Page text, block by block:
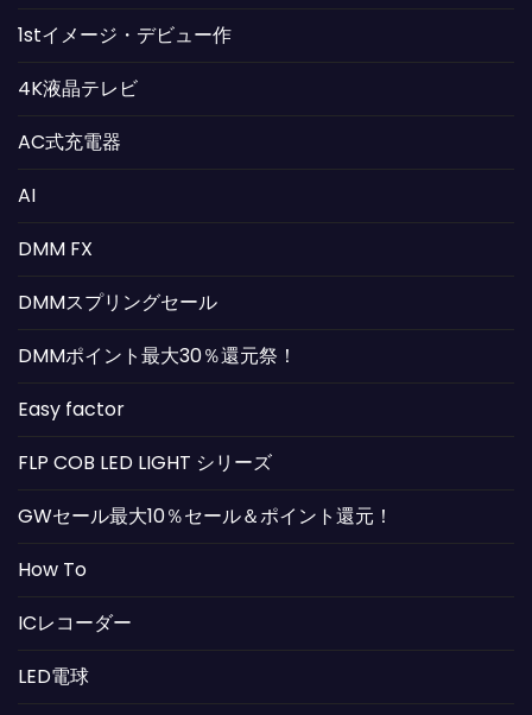
1stイメージ・デビュー作
4K液晶テレビ
AC式充電器
AI
DMM FX
DMMスプリングセール
DMMポイント最大30％還元祭！
Easy factor
FLP COB LED LIGHT シリーズ
GWセール最大10％セール＆ポイント還元！
How To
ICレコーダー
LED電球